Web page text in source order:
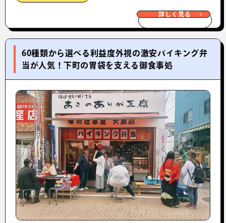
詳しく見る
60種類から選べる利益度外視の激安バイキング弁
当が人気！下町の胃袋を支える御食事処